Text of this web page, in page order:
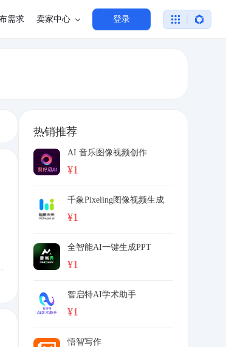
需求 卖家中心 登录
热销推荐
AI 音乐图像视频创作
¥1
千象Pixeling图像视频生成
¥1
全智能AI一键生成PPT
¥1
智启特AI学术助手
¥1
悟智写作